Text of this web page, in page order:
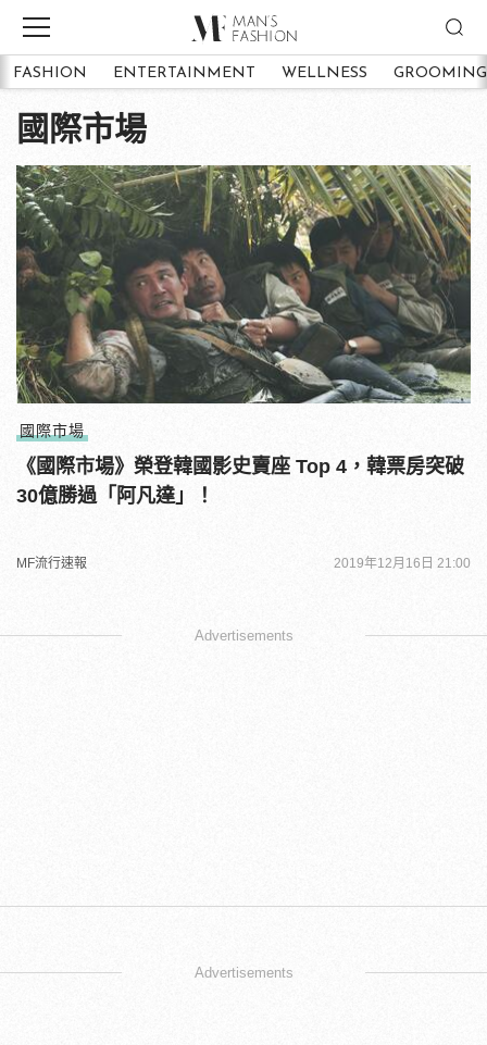
FASHION ENTERTAINMENT WELLNESS GROOMING
國際市場
國際市場
《國際市場》榮登韓國影史賣座 Top 4，韓票房突破
30億勝過「阿凡達」！
MF流行速報 2019年12月16日 21:00
Advertisements
Advertisements